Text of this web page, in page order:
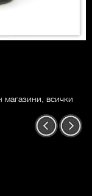
всички